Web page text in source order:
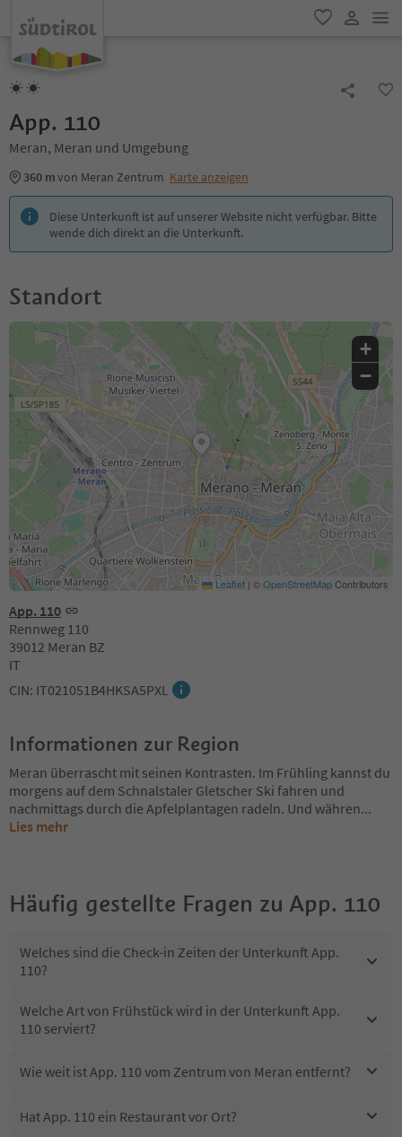
favorit
App. 110
Meran, Meran und Umgebung
360 mvon Meran Zentrum Karte anzeigen
Diese Unterkunft ist auf unserer Website nicht verfügbar. Bitte
wende dich direkt an die Unterkunft.
Standort
App. 110
Rennweg 110
39012 Meran BZ
IT
CIN: IT021051B4HKSA5PXL
+
−
Leaflet | ©OpenStreetMapContributors
Informationen zur Region
Meran überrascht mit seinen Kontrasten. Im Frühling kannst du
morgens auf dem Schnalstaler Gletscher Ski fahren und
nachmittags durch die Apfelplantagen radeln. Und währen...
Lies mehr
Häufig gestellte Fragen zu App. 110
Welches sind die Check-in Zeiten der Unterkunft App.
110?
Welche Art von Frühstück wird in der Unterkunft App.
110 serviert?
Wie weit ist App. 110 vom Zentrum von Meran entfernt?
Hat App. 110 ein Restaurant vor Ort?